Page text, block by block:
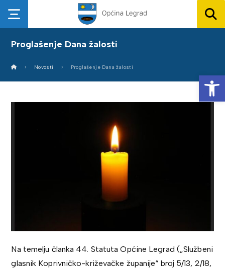
Proglašenje Dana žalosti
Novosti Proglašenje Dana žalosti
Na temelju članka 44. Statuta Općine Legrad („Službeni
glasnik Koprivničko-križevačke županije“ broj 5/13, 2/18,